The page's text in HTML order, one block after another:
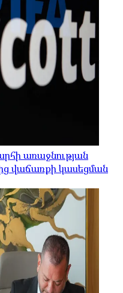
առաջնության
վաճառքի կասեցման